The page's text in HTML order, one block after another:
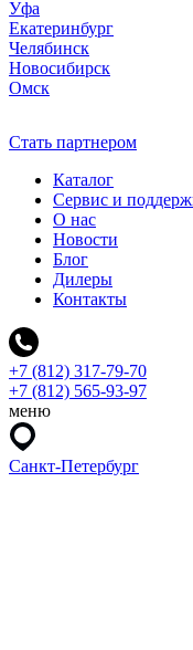
Уфа
Екатеринбург
Челябинск
Новосибирск
Омск
Стать партнером
Каталог
Сервис и
О нас
Новости
Блог
Дилеры
Контакты
+7 (812) 317-79-70
+7 (812) 565-93-97
меню
Санкт-Петербург